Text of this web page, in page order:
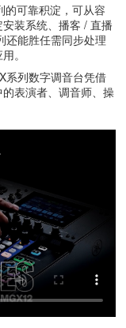
的可靠积淀，可从容
装系统、播客 / 直播
还能胜任需同步处理
。
系列数字调音台凭借
表演者、调音师、操